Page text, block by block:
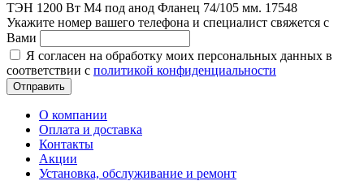
ТЭН 1200 Вт М4 под анод Фланец 74/105 мм. 17548
Укажите номер вашего телефона и специалист свяжется с
Вами
Я согласен на обработку моих персональных данных в
соответствии с политикой конфиденциальности
Отправить
О компании
Оплата и доставка
Контакты
Акции
Установка, обслуживание и ремонт